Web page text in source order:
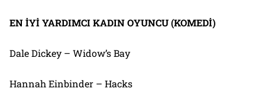
EN İYİ YARDIMCI KADIN OYUNCU (KOMEDİ)
Dale Dickey – Widow’s Bay
Hannah Einbinder – Hacks